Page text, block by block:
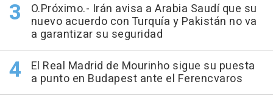
O.Próximo.- Irán avisa a Arabia Saudí que su
nuevo acuerdo con Turquía y Pakistán no va
a garantizar su seguridad
El Real Madrid de Mourinho sigue su puesta
a punto en Budapest ante el Ferencvaros